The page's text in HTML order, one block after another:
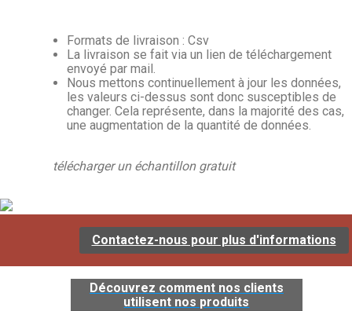
Formats de livraison : Csv
La livraison se fait via un lien de téléchargement
envoyé par mail.
Nous mettons continuellement à jour les données,
les valeurs ci-dessus sont donc susceptibles de
changer. Cela représente, dans la majorité des cas,
une augmentation de la quantité de données.
télécharger un échantillon gratuit
Contactez-nous pour plus d'informations
Découvrez comment nos clients
utilisent nos produits